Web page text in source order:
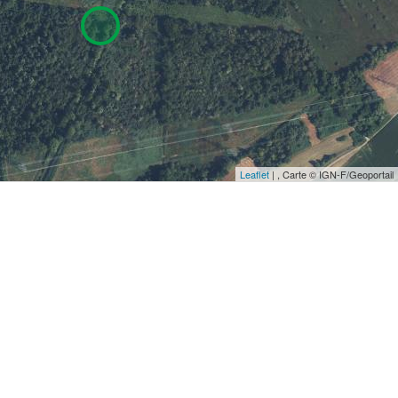
Leaflet| , Carte © IGN-F/Geoportail